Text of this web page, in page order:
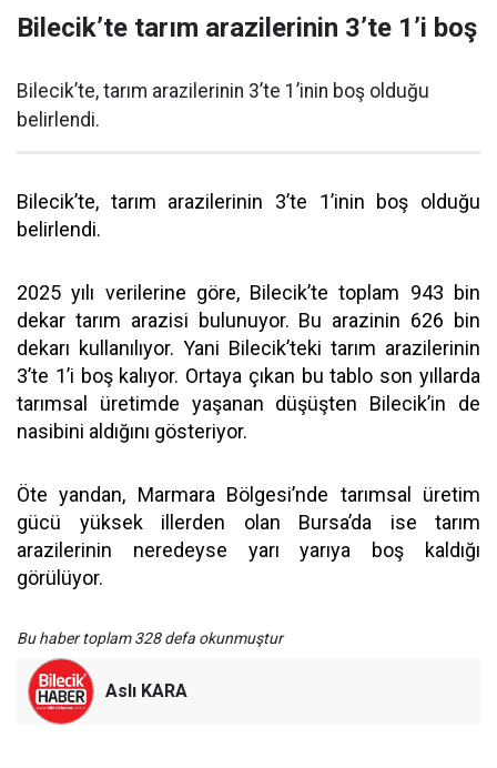
Bilecik’te tarım arazilerinin 3’te 1’i boş
Bilecik’te, tarım arazilerinin 3’te 1’inin boş olduğu
belirlendi.
Bilecik’te, tarım arazilerinin 3’te 1’inin boş olduğu
belirlendi.
2025 yılı verilerine göre, Bilecik’te toplam 943 bin
dekar tarım arazisi bulunuyor. Bu arazinin 626 bin
dekarı kullanılıyor. Yani Bilecik’teki tarım arazilerinin
3’te 1’i boş kalıyor. Ortaya çıkan bu tablo son yıllarda
tarımsal üretimde yaşanan düşüşten Bilecik’in de
nasibini aldığını gösteriyor.
Öte yandan, Marmara Bölgesi’nde tarımsal üretim
gücü yüksek illerden olan Bursa’da ise tarım
arazilerinin neredeyse yarı yarıya boş kaldığı
görülüyor.
Bu haber toplam 328 defa okunmuştur
Aslı KARA